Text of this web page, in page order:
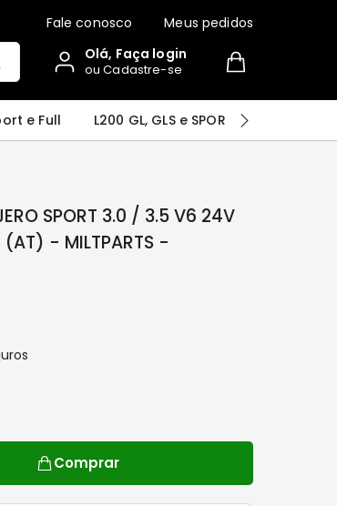
Fale conosco Meus pedidos
Olá, Faça login
ou Cadastre-se
e Full L200 GL, GLS e SPORT
SPORT 3.0 / 3.5 V6 24V
(AT) - MILTPARTS -
Comprar